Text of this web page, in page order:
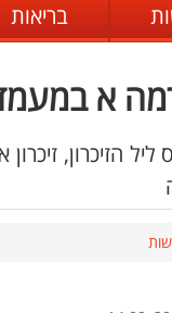
בריאות
א
הזיכרון,